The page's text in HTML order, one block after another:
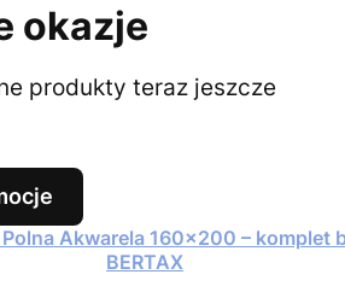
okazje
produkty teraz jeszcze